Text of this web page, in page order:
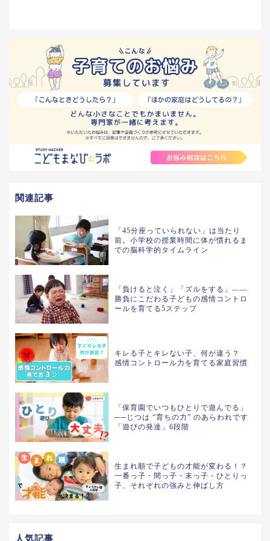
関連記事
「45分座っていられない」は当たり
前。小学校の授業時間に体が慣れるま
での脳科学的タイムライン
「負けると泣く」「ズルをする」——
勝負にこだわる子どもの感情コントロ
ールを育てる5ステップ
キレる子とキレない子、何が違う？
感情コントロール力を育てる家庭習慣
「保育園でいつもひとりで遊んでる」
──じつは “育ちの力” のあらわれです
「遊びの発達」6段階
生まれ順で子どもの才能が変わる！？
一番っ子・間っ子・末っ子・ひとりっ
子、それぞれの強みと伸ばし方
人気記事